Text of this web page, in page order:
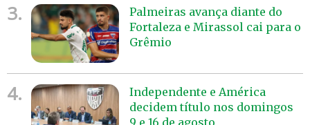
3.
Palmeiras avança diante do
Fortaleza e Mirassol cai para o
Grêmio
4.
Independente e América
decidem título nos domingos